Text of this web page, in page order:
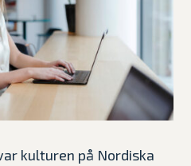
kulturen på Nordiska